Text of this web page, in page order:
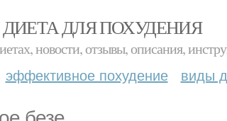
ДИЕТА ДЛЯ ПОХУДЕНИЯ
новости, отзывы, описания,
эффективное похудение виды